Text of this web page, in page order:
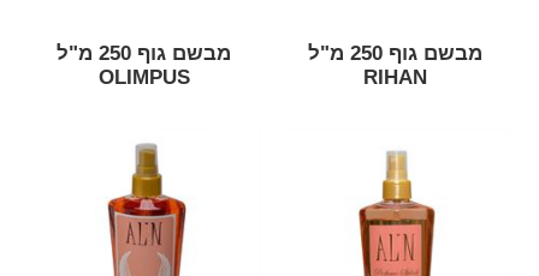
מבשם גוף 250 מ"ל
RIHAN
מבשם גוף 250 מ"ל
OLIMPUS